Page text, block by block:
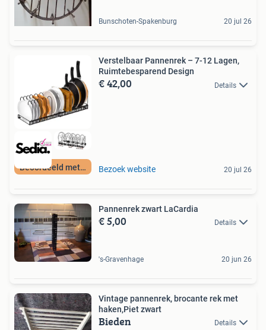
Bunschoten-Spakenburg 20 jul 26
Beoordeeld met 9+
Verstelbaar Pannenrek – 7-12 Lagen,
Ruimtebesparend Design
€ 42,00 Details
Bezoek website 20 jul 26
Pannenrek zwart LaCardia
€ 5,00 Details
's-Gravenhage 20 jun 26
Vintage pannenrek, brocante rek met
haken,Piet zwart
Bieden Details